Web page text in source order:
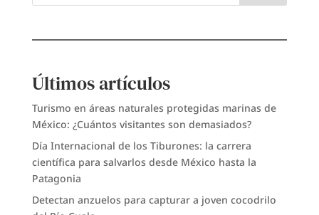
Últimos artículos
Turismo en áreas naturales protegidas marinas de
México: ¿Cuántos visitantes son demasiados?
Día Internacional de los Tiburones: la carrera
científica para salvarlos desde México hasta la
Patagonia
Detectan anzuelos para capturar a joven cocodrilo